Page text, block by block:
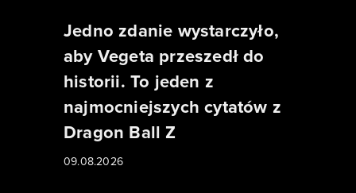
Jedno zdanie wystarczyło,
aby Vegeta przeszedł do
historii. To jeden z
najmocniejszych cytatów z
Dragon Ball Z
09.08.2026